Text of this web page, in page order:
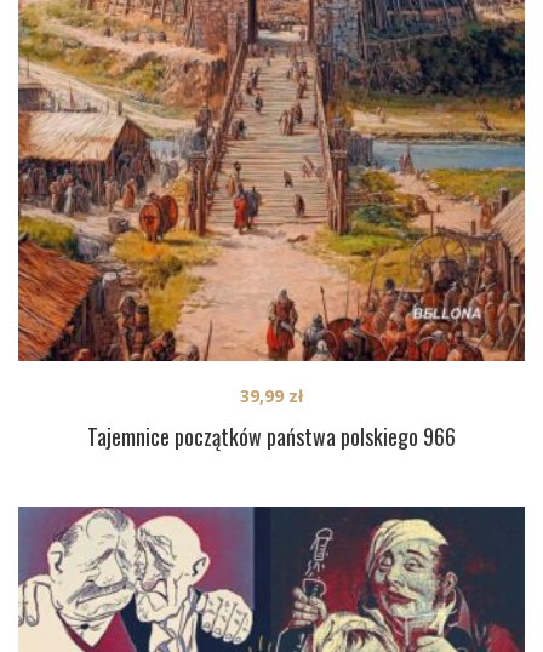
Tajemnice początków państwa polskiego 966
39,99 zł